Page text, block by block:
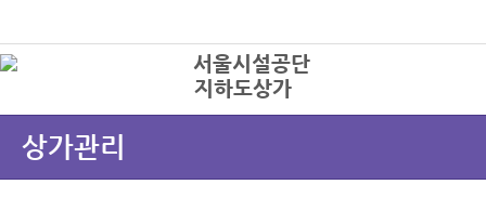
지하도상가
상가관리